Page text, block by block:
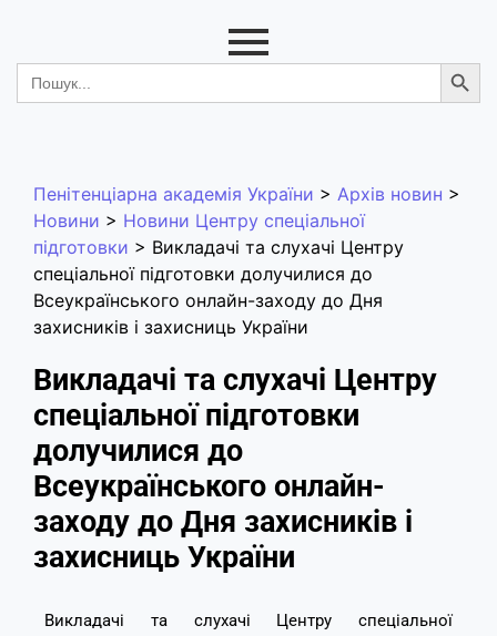
Search
for:
Пенітенціарна академія України > Архів новин >
Новини > Новини Центру спеціальної
підготовки > Викладачі та слухачі Центру
спеціальної підготовки долучилися до
Всеукраїнського онлайн-заходу до Дня
захисників і захисниць України
Викладачі та слухачі Центру
спеціальної підготовки
долучилися до
Всеукраїнського онлайн-
заходу до Дня захисників і
захисниць України
Викладачі та слухачі Центру спеціальної